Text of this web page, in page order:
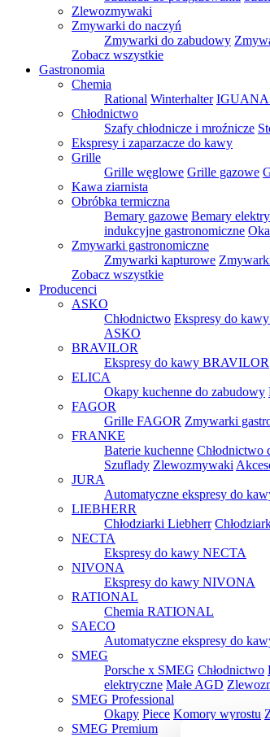
Zlewozmywaki
Zmywarki do naczyń
Zmywarki do zabudowy
Zobacz wszystkie
Gastronomia
Chemia
Rational Winterhalter
Chłodnictwo
Szafy chłodnicze i mroźnicze
Ekspresy i zaparzacze do kawy
Grille
Grille węglowe Grille gazowe
Kawa ziarnista
Obróbka termiczna
Bemary gazowe Bemary
indukcyjne gastronomiczne
Zmywarki gastronomiczne
Zmywarki kapturowe
Zobacz wszystkie
Producenci
ASKO
Chłodnictwo Ekspresy do
ASKO
BRAVILOR
Ekspresy do kawy BRAVILOR
ELICA
Okapy kuchenne do zabudowy
FAGOR
Grille FAGOR Zmywarki
FRANKE
Baterie kuchenne Chłodnictwo
Szuflady Zlewozmywaki
JURA
Automatyczne ekspresy do
LIEBHERR
Chłodziarki Liebherr
NECTA
Ekspresy do kawy NECTA
NIVONA
Ekspresy do kawy NIVONA
RATIONAL
Chemia RATIONAL
SAECO
Automatyczne ekspresy do
SMEG
Porsche x SMEG Chłodnictwo
elektryczne Małe AGD
SMEG Professional
Okapy Piece Komory wyrostu
SMEG Premium